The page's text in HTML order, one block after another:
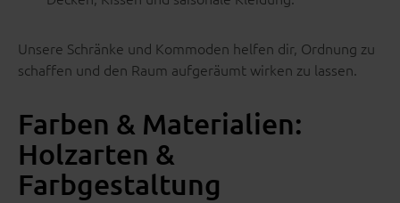
Unsere Schränke und Kommoden helfen dir, Ordnung zu
schaffen und den Raum aufgeräumt wirken zu lassen.
Farben & Materialien:
Holzarten &
Farbgestaltung